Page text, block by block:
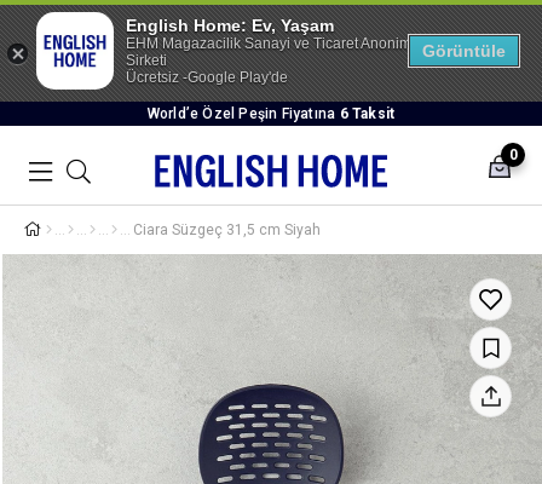
World’e Özel Peşin Fiyatına 6 Taksit
0
Ciara Süzgeç 31,5 cm Siyah
English Home: Ev, Yaşam
EHM Magazacilik Sanayi ve Ticaret Anonim
Sirketi
Ücretsiz -Google Play'de
Görüntüle